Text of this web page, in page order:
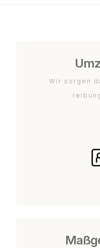
Wir sorgen